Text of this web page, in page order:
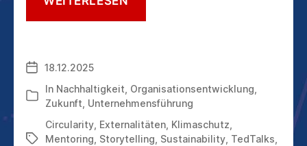
MASSNAHMEN P
UNKTEN
Veröffentlichungsdatum
18.12.2025
Kategorien
In Nachhaltigkeit Organisationsentwicklung
Zukunft Unternehmensführung
Schlagwörter
Circularity Externalitäten Klimaschutz
Mentoring Storytelling Sustainability TedTalks